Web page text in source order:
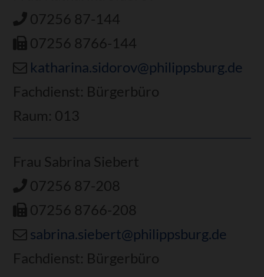
07256 87-144
07256 8766-144
katharina.sidorov@philippsburg.de
Fachdienst: Bürgerbüro
Raum: 013
Frau Sabrina Siebert
07256 87-208
07256 8766-208
sabrina.siebert@philippsburg.de
Fachdienst: Bürgerbüro